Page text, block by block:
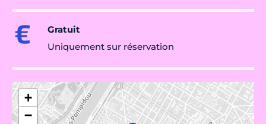
Gratuit
Uniquement sur réservation
+
−